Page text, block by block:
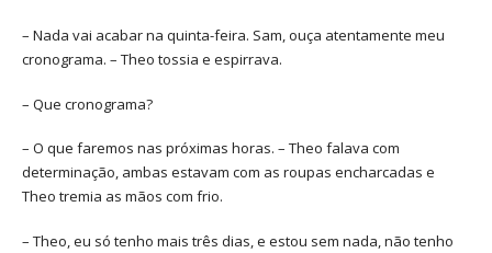
– Nada vai acabar na quinta-feira. Sam, ouça atentamente meu
cronograma. – Theo tossia e espirrava.
– Que cronograma?
– O que faremos nas próximas horas. – Theo falava com
determinação, ambas estavam com as roupas encharcadas e
Theo tremia as mãos com frio.
– Theo, eu só tenho mais três dias, e estou sem nada, não tenho